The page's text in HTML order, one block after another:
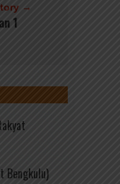
→
1
Bengkulu)